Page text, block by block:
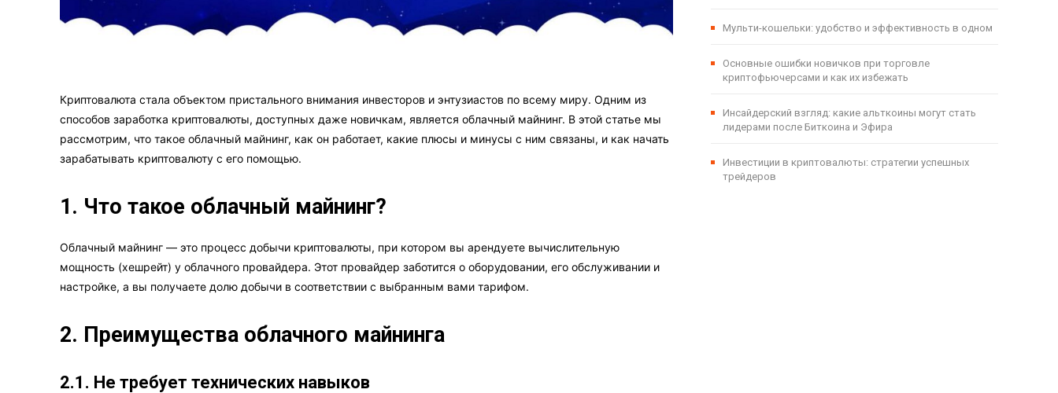
Криптовалюта стала объектом пристального внимания инвесторов и энтузиастов по всему миру. Одним из
способов заработка криптовалюты, доступных даже новичкам, является облачный майнинг. В этой статье мы
рассмотрим, что такое облачный майнинг, как он работает, какие плюсы и минусы с ним связаны, и как начать
зарабатывать криптовалюту с его помощью.
1. Что такое облачный майнинг?
Облачный майнинг — это процесс добычи криптовалюты, при котором вы арендуете вычислительную
мощность (хешрейт) у облачного провайдера. Этот провайдер заботится о оборудовании, его обслуживании и
настройке, а вы получаете долю добычи в соответствии с выбранным вами тарифом.
2. Преимущества облачного майнинга
2.1. Не требует технических навыков
Мульти-кошельки: удобство и эффективность в одном
Основные ошибки новичков при торговле
криптофьючерсами и как их избежать
Инсайдерский взгляд: какие альткоины могут стать
лидерами после Биткоина и Эфира
Инвестиции в криптовалюты: стратегии успешных
трейдеров